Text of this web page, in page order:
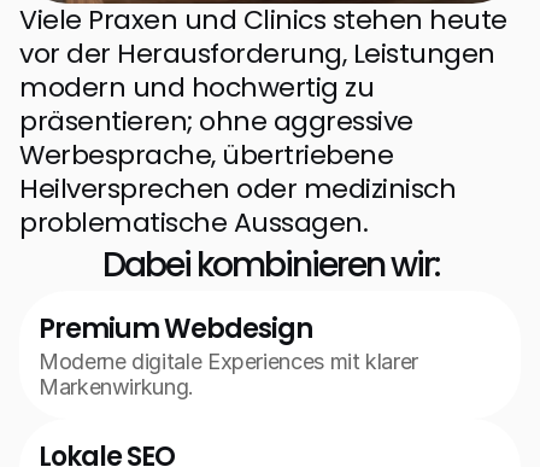
Viele Praxen und Clinics stehen heute
vor der Herausforderung, Leistungen
modern und hochwertig zu
präsentieren; ohne aggressive
Werbesprache, übertriebene
Heilversprechen oder medizinisch
problematische Aussagen.
Dabei kombinieren wir:
Premium Webdesign
Moderne digitale Experiences mit klarer
Markenwirkung.
Lokale SEO